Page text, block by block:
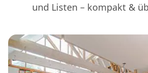
und Listen – kompakt &